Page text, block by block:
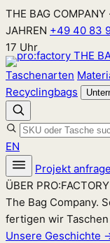
Zum
Inhalt
springen
THE BAG COMPANY
JAHREN +49 40 83
17 Uhr
Taschenarten
Recyclingbags
EN
Projekt
ÜBER PRO:FACTORY
The Bag Company.
fertigen wir
Unsere Geschichte